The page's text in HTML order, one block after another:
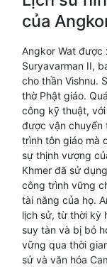
của
Angkor Wat
Suryavarman II,
cho thần Vishnu.
thờ Phật giáo.
công kỹ thuật,
được vận chuyển
trình tôn giáo mà
sự thịnh vượng
Khmer đã sử
công trình vững
tài năng của họ.
lịch sử, từ thời kỳ
suy tàn và bị bỏ
vững qua thời
sử và văn hóa